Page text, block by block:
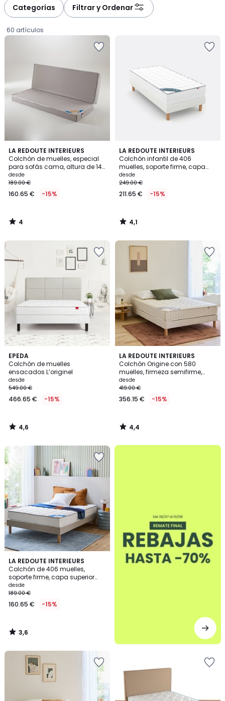
Categorías Filtrar y Ordenar
60 artículos
LA REDOUTE INTERIEURS
Colchón de muelles, especial
para sofás cama, altura de 14
cm
Precio
a
partir
160.65
€
de
189.00
15%
descuento
aplicado.
desde
189.00 €
160.65 € -15%
4
/
5
4
/
LA REDOUTE INTERIEURS
Colchón infantil de 406
muelles, soporte firme, capa
superior mullida
desde
249.00 €
211.65 € -15%
4,1
/ 5
4,1
/
EPEDA
Colchón de muelles
ensacados L’originel
desde
549.00 €
466.65 € -15%
4,6
/ 5
4,6
/
LA REDOUTE INTERIEURS
Colchón Origine con 580
muelles, firmeza semifirme,
sensación inicial mullida
desde
419.00 €
356.15 € -15%
4,4
/ 5
4,4
/
LA REDOUTE INTERIEURS
Colchón de 406 muelles,
soporte firme, capa superior
mullida
desde
189.00 €
160.65 € -15%
3,6
/ 5
3,6
/
.